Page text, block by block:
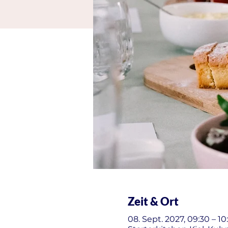
Zeit & Ort
08. Sept. 2027, 09:30 –